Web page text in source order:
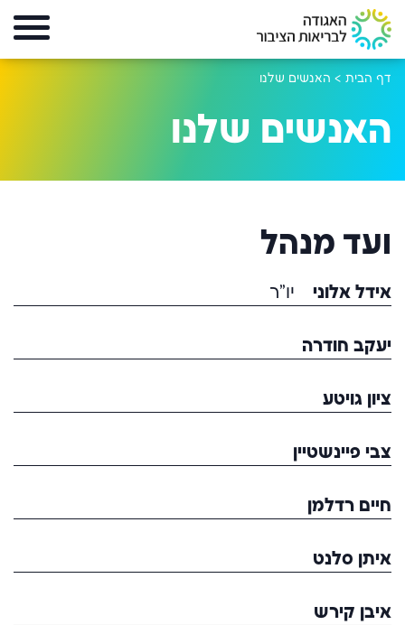
דף הבית > האנשים שלנו
האנשים שלנו
ועד מנהל
אידל אלוני יו"ר
יעקב חודרה
ציון גויטע
צבי פיינשטיין
חיים רדלמן
איתן סלנט
איבן קירש